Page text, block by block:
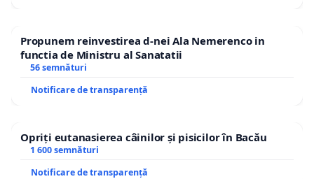
Propunem reinvestirea d-nei Ala Nemerenco in
functia de Ministru al Sanatatii
56 semnături
Notificare de transparență
Opriți eutanasierea câinilor și pisicilor în Bacău
1 600 semnături
Notificare de transparență